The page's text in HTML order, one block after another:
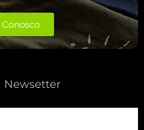
Newsetter